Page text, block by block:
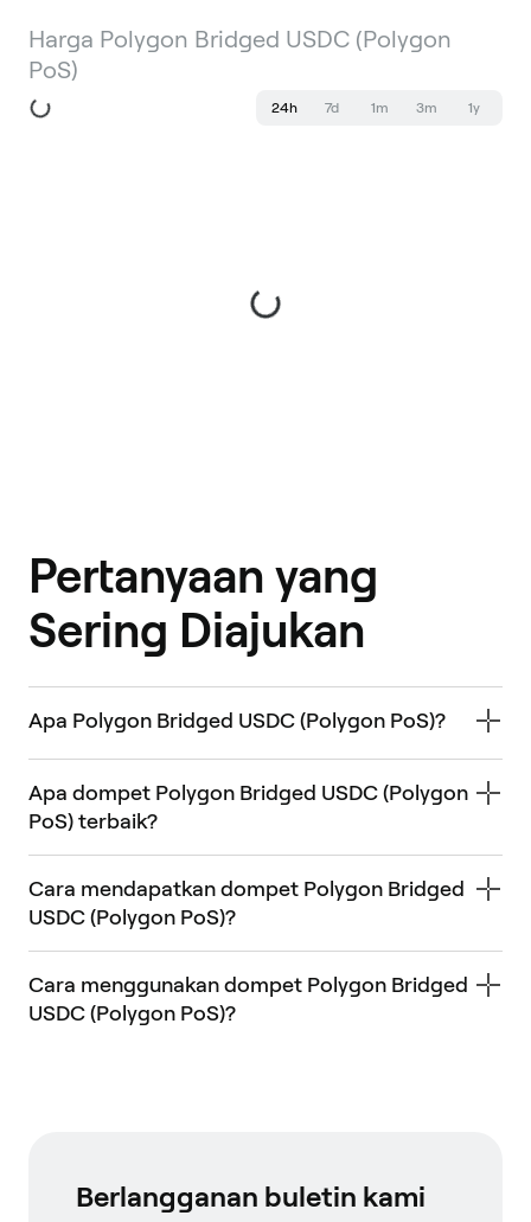
Harga Polygon Bridged USDC (Polygon
PoS)
24h 7d 1m 3m 1y
Pertanyaan yang
Sering Diajukan
Apa Polygon Bridged USDC (Polygon PoS)?
Apa dompet Polygon Bridged USDC (Polygon
PoS) terbaik?
Cara mendapatkan dompet Polygon Bridged
USDC (Polygon PoS)?
Cara menggunakan dompet Polygon Bridged
USDC (Polygon PoS)?
Berlangganan buletin kami